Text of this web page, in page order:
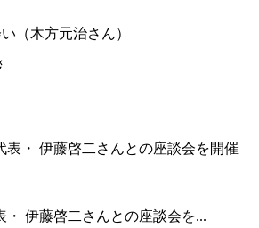
（木方元治さん）
・ 伊藤啓二さんとの座談会を...